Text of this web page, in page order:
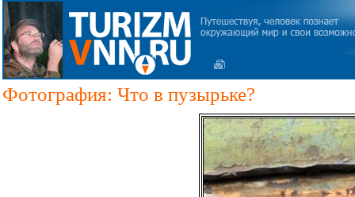
Фотография: Что в пузырьке?